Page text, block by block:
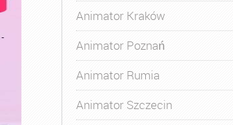
Animator Kraków
Animator Poznań
Animator Rumia
Animator Szczecin